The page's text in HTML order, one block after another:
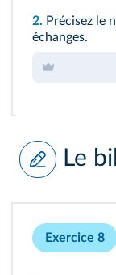
2. Précisez le
échanges.
Le
Exercice 8